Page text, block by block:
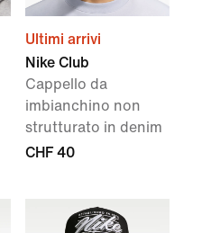
Ultimi arrivi
Nike Club
Cappello da
imbianchino non
strutturato in denim
CHF 40